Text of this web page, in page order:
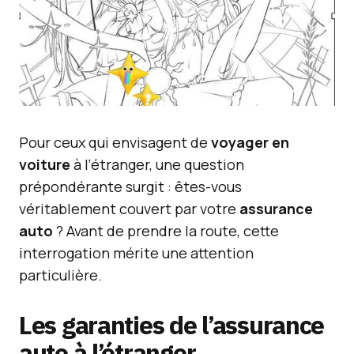
Pour ceux qui envisagent de voyager en
voiture à l’étranger, une question
prépondérante surgit : êtes-vous
véritablement couvert par votre assurance
auto ? Avant de prendre la route, cette
interrogation mérite une attention
particulière.
Les garanties de l’assurance